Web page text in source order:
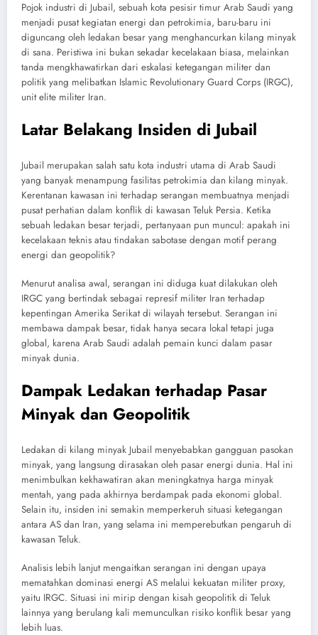
Pojok industri di Jubail, sebuah kota pesisir timur Arab Saudi yang
menjadi pusat kegiatan energi dan petrokimia, baru-baru ini
diguncang oleh ledakan besar yang menghancurkan kilang minyak
di sana. Peristiwa ini bukan sekadar kecelakaan biasa, melainkan
tanda mengkhawatirkan dari eskalasi ketegangan militer dan
politik yang melibatkan Islamic Revolutionary Guard Corps (IRGC),
unit elite militer Iran.
Latar Belakang Insiden di Jubail
Jubail merupakan salah satu kota industri utama di Arab Saudi
yang banyak menampung fasilitas petrokimia dan kilang minyak.
Kerentanan kawasan ini terhadap serangan membuatnya menjadi
pusat perhatian dalam konflik di kawasan Teluk Persia. Ketika
sebuah ledakan besar terjadi, pertanyaan pun muncul: apakah ini
kecelakaan teknis atau tindakan sabotase dengan motif perang
energi dan geopolitik?
Menurut analisa awal, serangan ini diduga kuat dilakukan oleh
IRGC yang bertindak sebagai represif militer Iran terhadap
kepentingan Amerika Serikat di wilayah tersebut. Serangan ini
membawa dampak besar, tidak hanya secara lokal tetapi juga
global, karena Arab Saudi adalah pemain kunci dalam pasar
minyak dunia.
Dampak Ledakan terhadap Pasar
Minyak dan Geopolitik
Ledakan di kilang minyak Jubail menyebabkan gangguan pasokan
minyak, yang langsung dirasakan oleh pasar energi dunia. Hal ini
menimbulkan kekhawatiran akan meningkatnya harga minyak
mentah, yang pada akhirnya berdampak pada ekonomi global.
Selain itu, insiden ini semakin memperkeruh situasi ketegangan
antara AS dan Iran, yang selama ini memperebutkan pengaruh di
kawasan Teluk.
Analisis lebih lanjut mengaitkan serangan ini dengan upaya
mematahkan dominasi energi AS melalui kekuatan militer proxy,
yaitu IRGC. Situasi ini mirip dengan kisah geopolitik di Teluk
lainnya yang berulang kali memunculkan risiko konflik besar yang
lebih luas.